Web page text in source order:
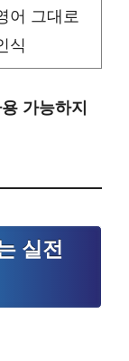
어 그대로
식
가능하지
실전